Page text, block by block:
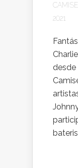
2021
desde